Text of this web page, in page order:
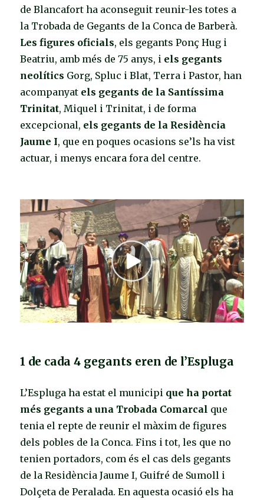
de Blancafort ha aconseguit reunir-les totes a
la Trobada de Gegants de la Conca de Barberà.
Les figures oficials, els gegants Ponç Hug i
Beatriu, amb més de 75 anys, i els gegants
neolítics Gorg, Spluc i Blat, Terra i Pastor, han
acompanyat els gegants de la Santíssima
Trinitat, Miquel i Trinitat, i de forma
excepcional, els gegants de la Residència
Jaume I, que en poques ocasions se’ls ha vist
actuar, i menys encara fora del centre.
1 de cada 4 gegants eren de l’Espluga
L’Espluga ha estat el municipi que ha portat
més gegants a una Trobada Comarcal que
tenia el repte de reunir el màxim de figures
dels pobles de la Conca. Fins i tot, les que no
tenien portadors, com és el cas dels gegants
de la Residència Jaume I, Guifré de Sumoll i
Dolçeta de Peralada. En aquesta ocasió els ha